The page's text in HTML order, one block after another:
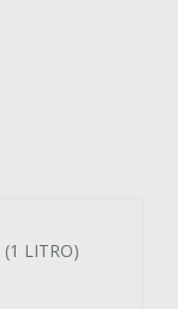
(1 LITRO)